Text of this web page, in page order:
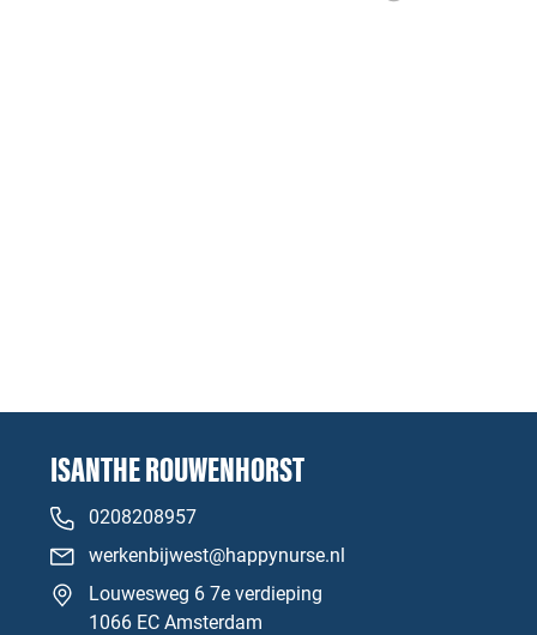
ISANTHE ROUWENHORST
0208208957
werkenbijwest@happynurse.nl
Louwesweg 6 7e verdieping
1066 EC Amsterdam